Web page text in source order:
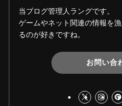
当ブログ管理人ラングです。
ゲームやネット関連の情報を
るのが好きですね。
お問い合